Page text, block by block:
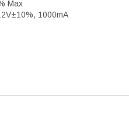
Max
1000mA